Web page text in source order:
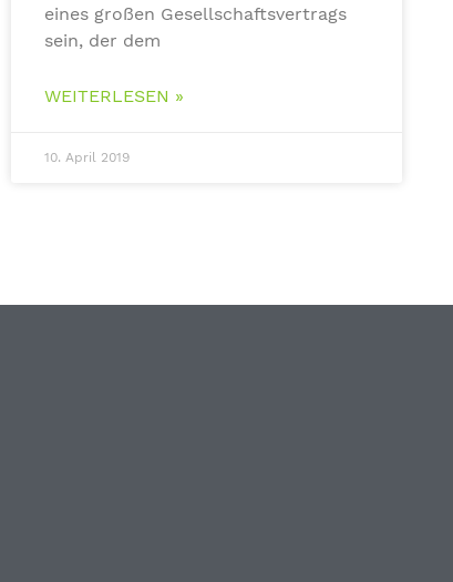
eines großen Gesellschaftsvertrags
sein, der dem
WEITERLESEN »
10. April 2019